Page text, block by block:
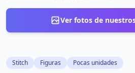
Ver fotos de
Stitch Figuras Pocas unidades